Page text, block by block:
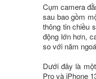
Cụm camera
sau bao gồm
thông tin chiều
động lớn hơn,
so với năm
Dưới đây là
Pro và iPhone